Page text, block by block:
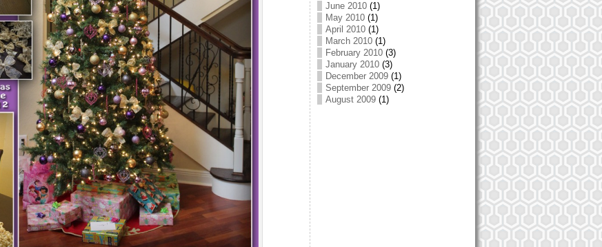
June 2010(1)
May 2010(1)
April 2010(1)
March 2010(1)
February 2010(3)
January 2010(3)
December 2009(1)
September 2009(2)
August 2009(1)